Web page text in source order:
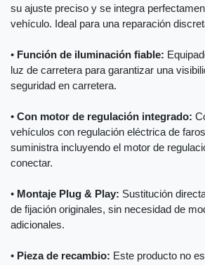
su ajuste preciso y se integra
vehículo. Ideal para una reparación
• Función de iluminación fiable:
luz de carretera para garantizar una
seguridad en carretera.
• Con motor de regulación integrado:
vehículos con regulación eléctrica de
suministra incluyendo el motor de
conectar.
• Montaje Plug & Play: Sustitución
de fijación originales, sin necesidad de
adicionales.
• Pieza de recambio: Este producto no